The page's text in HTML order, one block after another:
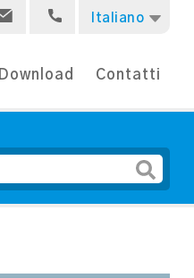
Italiano
Download Contatti